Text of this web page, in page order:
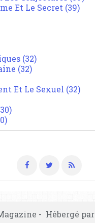
Et Le Secret (39)
(32)
(32)
Et Le Sexuel (32)
- Hébergé par